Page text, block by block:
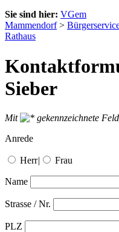
Sie sind hier: VGem
Mammendorf>
Rathaus
Sieber
Mit
gekennzeichnete
Anrede
Herr| Frau
Name
Strasse / Nr.
PLZ